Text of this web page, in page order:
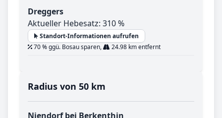
Dreggers
Aktueller Hebesatz: 310 %
Standort-Informationen aufrufen
70 % ggü. Bosau sparen,
24.98 km entfernt
Radius von 50 km
Niendorf bei Berkenthin